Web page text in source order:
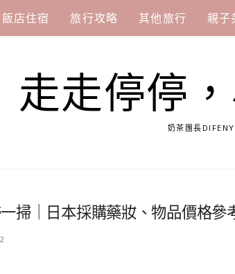
飯店住宿 旅行攻略 其他旅行 親子
走走停停
奶茶團長
掃｜日本採購藥妝、物品價格參